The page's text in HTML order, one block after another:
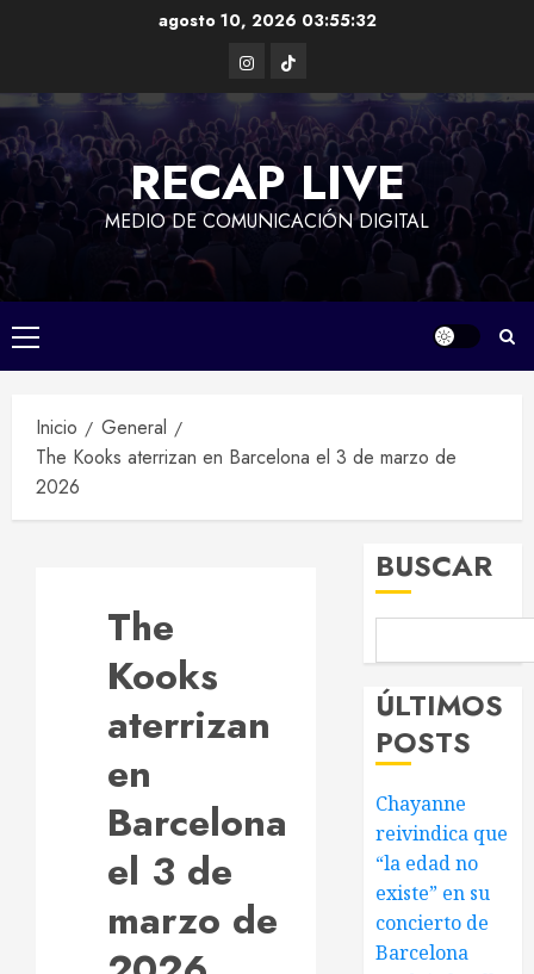
agosto 10, 2026 03:55:33
Instagram
TikTok
RECAP LIVE
MEDIO DE COMUNICACIÓN DIGITAL
Menú
principal
Inicio
General
The Kooks aterrizan en Barcelona el 3 de marzo de
2026
The
Kooks
aterrizan
en
Barcelona
el 3 de
marzo de
BUSCAR
ÚLTIMOS
POSTS
Chayanne
reivindica que
“la edad no
existe” en su
concierto de
Barcelona